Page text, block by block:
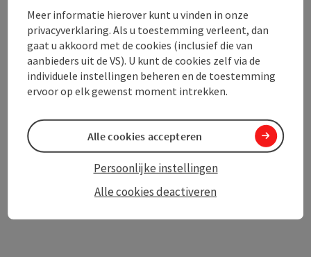
PDF aanmaken
Bijdrage printen
In de buurt
powered by
Meer informatie hierover kunt u vinden in onze
privacyverklaring. Als u toestemming verleent, dan
gaat u akkoord met de cookies (inclusief die van
aanbieders uit de VS). U kunt de cookies zelf via de
individuele instellingen beheren en de toestemming
ervoor op elk gewenst moment intrekken.
Alle cookies deactiveren
Persoonlijke instellingen
Alle cookies accepteren